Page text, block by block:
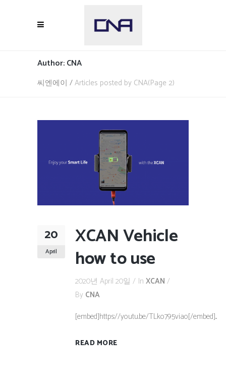
Author: CNA
씨엔에이 /Articles posted by CNA(Page 2)
20
April
XCAN Vehicle
how to use
2020년 April 20일 In XCAN
By CNA
[embed]https://youtu.be/TLko795viao[/embed]...
READ MORE